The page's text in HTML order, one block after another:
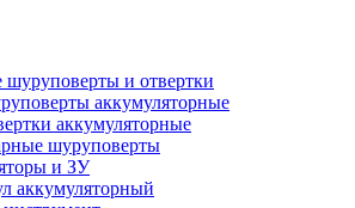
шуруповерты и отвертки
аккумуляторные
аккумуляторные
шуруповерты
и ЗУ
аккумуляторный